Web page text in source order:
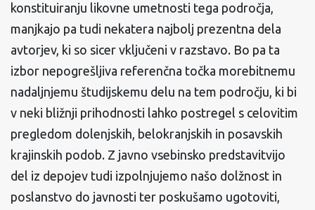
konstituiranju likovne umetnosti tega področja,
manjkajo pa tudi nekatera najbolj prezentna dela
avtorjev, ki so sicer vključeni v razstavo. Bo pa ta
izbor nepogrešljiva referenčna točka morebitnemu
nadaljnjemu študijskemu delu na tem področju, ki bi
v neki bližnji prihodnosti lahko postregel s celovitim
pregledom dolenjskih, belokranjskih in posavskih
krajinskih podob. Z javno vsebinsko predstavitvijo
del iz depojev tudi izpolnjujemo našo dolžnost in
poslanstvo do javnosti ter poskušamo ugotoviti,